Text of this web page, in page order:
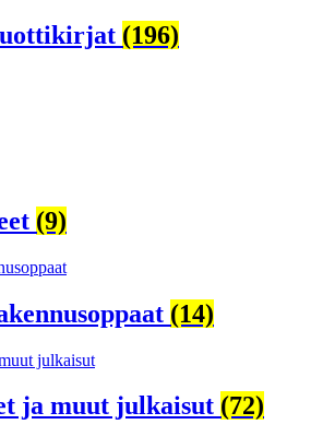
(196)
(9)
(14)
ja muut julkaisut (72)